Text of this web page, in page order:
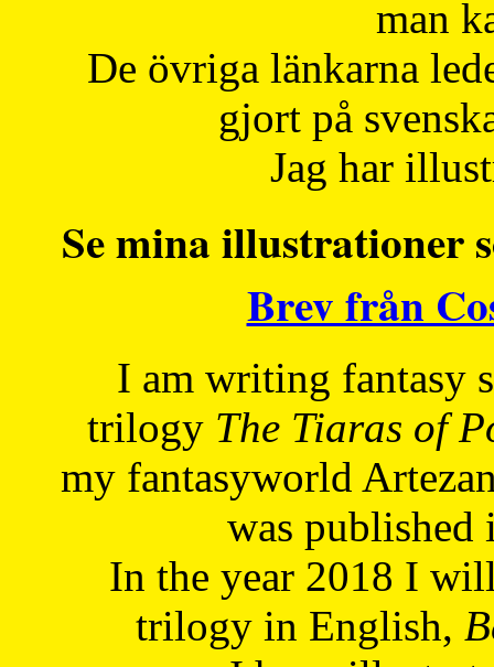
man
De övriga länkarna
gjort på
Jag har
Se mina illustrationer
Brev från
I am writing fantasy
trilogy The Tiaras of
my fantasyworld
was published
In the year 2018 I
trilogy in English,